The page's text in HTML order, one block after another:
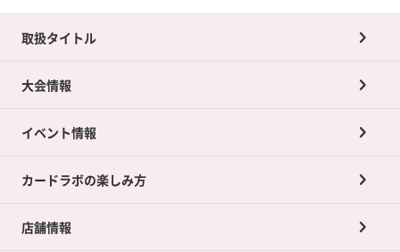
取扱タイトル
大会情報
イベント情報
カードラボの楽しみ方
店舗情報